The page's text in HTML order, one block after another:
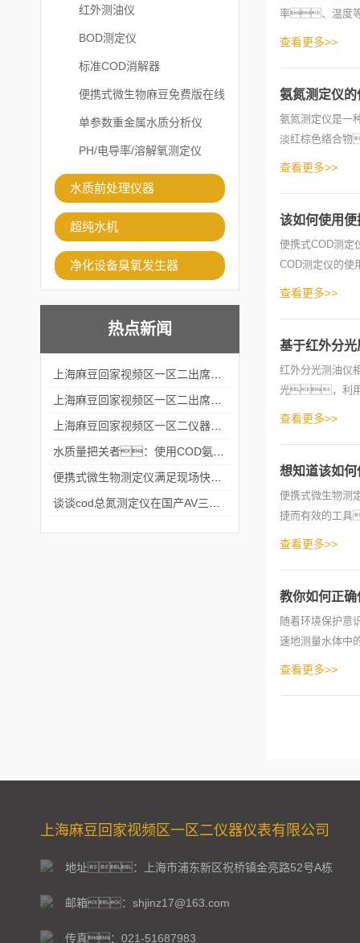
红外测油仪
BOD测定仪
标准COD消解器
便携式微生物麻豆免费版在线
观看
单参数重金属水质分析仪
PH/电导率/溶解氧测定仪
水质前处理仪器
超纯水机
净化设备臭氧发生器
热点新闻
率、温度
准备工作：
查看更多>>
氨氮测定仪
氨氮测定仪是一
淡红棕色络合
下：
查看更多>>
该如何使用
便携式COD测
COD测定仪的
和维护，
查看更多>>
基于红外分
红外分光测油仪
光，利用
光度测量
查看更多>>
想知道该如
便携式微生物
捷而有效的工
先，准
查看更多>>
教你如何正
随着环境保护
速地测量水体
法，以帮
查看更多>>
上海麻豆回家视频区一区二仪器仪表有限公司
地址：上海市浦东新区祝桥镇金亮路52号A栋
邮箱：shjinz17@163.com
传真：021-51687983